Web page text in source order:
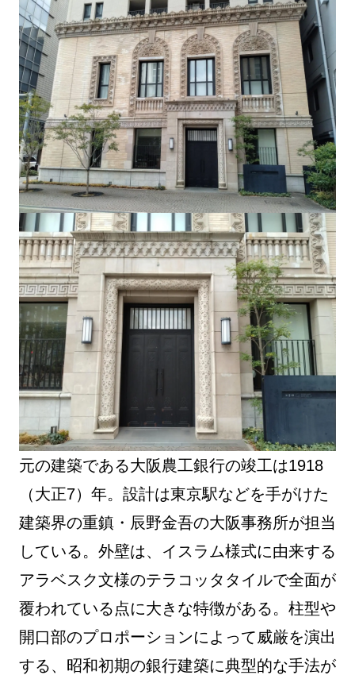
元の建築である大阪農工銀行の竣工は1918
（大正7）年。設計は東京駅などを手がけた
建築界の重鎮・辰野金吾の大阪事務所が担当
している。外壁は、イスラム様式に由来する
アラベスク文様のテラコッタタイルで全面が
覆われている点に大きな特徴がある。柱型や
開口部のプロポーションによって威厳を演出
する、昭和初期の銀行建築に典型的な手法が